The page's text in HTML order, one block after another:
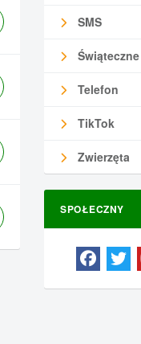
SMS
Świąteczne
Telefon
TikTok
Zwierzęta
SPOŁECZNY